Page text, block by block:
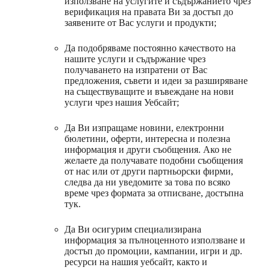
верификация на правата Ви за достъп до
заявените от Вас услуги и продукти;
Да подобряваме постоянно качеството на
нашите услуги и съдържание чрез
получаването на изпратени от Вас
предложения, съвети и идеи за разширяване
на съществуващите и въвеждане на нови
услуги чрез нашия Уебсайт;
Да Ви изпращаме новини, електронни
бюлетини, оферти, интересна и полезна
информация и други съобщения. Ако не
желаете да получавате подобни съобщения
от нас или от други партньорски фирми,
следва да ни уведомите за това по всяко
време чрез формата за отписване, достъпна
тук.
Да Ви осигурим специализирана
информация за пълноценното използване и
достъп до промоции, кампании, игри и др.
ресурси на нашия уебсайт, както и